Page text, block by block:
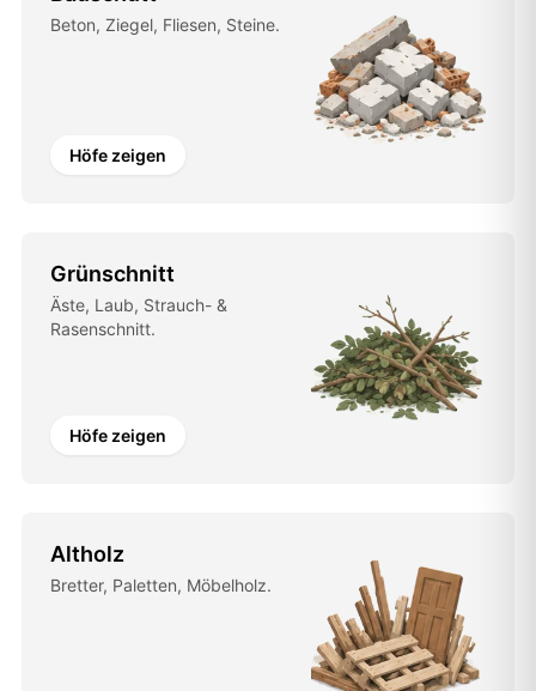
Beton, Ziegel, Fliesen, Steine.
Höfe zeigen
Grünschnitt
Äste, Laub, Strauch- &
Rasenschnitt.
Höfe zeigen
Altholz
Bretter, Paletten, Möbelholz.